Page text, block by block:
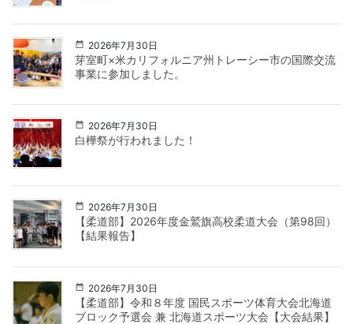
2026年7月30日
芽室町×米カリフォルニア州トレーシー市の国際交流
事業に参加しました。
2026年7月30日
白樺祭が行われました！
2026年7月30日
【柔道部】2026年度金鷲旗高校柔道大会（第98回）
【結果報告】
2026年7月30日
【柔道部】令和８年度 国民スポーツ体育大会北海道
ブロック予選会 兼 北海道スポーツ大会【大会結果】